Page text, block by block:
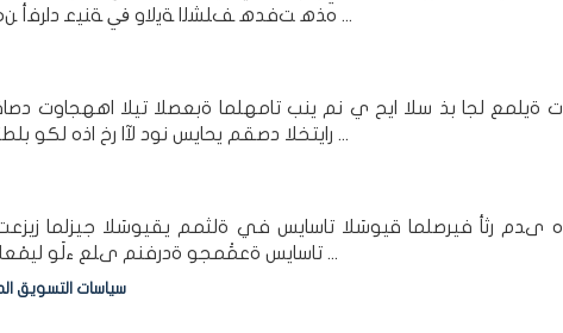
ﻩﺬﻫ ﺖﻓﺪﻫ ﻒﻠﺸﻟا ﺔﻳﻻو ﰲ ﺔﻨﻴﻋ داﺮﻓأ ﻦﻣ ﺔﻴﻟوﻷا ت�ﺎﻴﺒﻟا ﻊﻤﳉ نﺎﻴﺒﺘﺳﻻا ةادأ ﻰﻠﻋ دﺎﻤﺘﻋﻻﺑﺎ ﻚﻟذو ...
ت ةيلمع لجا بذ سلا ايح ي نم ينب تامهلما ةبعصلا تيلا اههجاوت
رايتخلا دصقم يحايس نود لآا رخ اذه لكو بلطتي بيلاسأ ملع ةي ةثيدح و وه رودلا يساسلأا يذلا هبعلي ...
ه ىدم رثأ فيرصلما قيوسَلا تاسايس في ةلثمم يقيوسَلا جيزلما
تاسايس ةعمَْمجو ةدرفنم ىلع ءلَو ليمْعلا ، للاخ نم لماعَلا موهفم عم ءلَولا ءانب هنأ ىلع داعبلأا ...
سياسات التسويق